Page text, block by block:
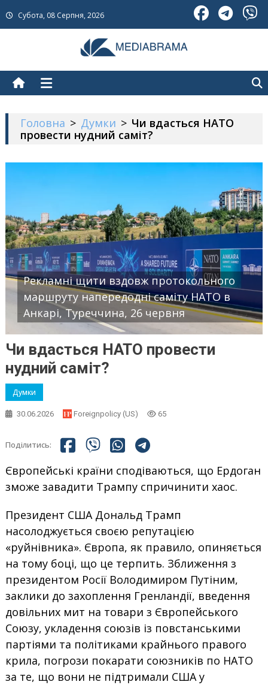
to
Субота, 08 Серпня, 2026
Головна > Думки > Чи вдасться НАТО
провести нудний саміт?
Рекламні щити вздовж протокольного
маршруту напередодні саміту НАТО в
Анкарі, Туреччина, 26 червня
Чи вдасться НАТО провести
нудний саміт?
Думки
30.06.2026 Foreignpolicy (US) 65
Поділитись:
Європейські країни сподіваються, що Ердоган
зможе завадити Трампу спричинити хаос.
Президент США Дональд Трамп
насолоджується своєю репутацією
«руйнівника». Європа, як правило, опиняється
на тому боці, що це терпить. Зближення з
президентом Росії Володимиром Путіним,
заклики до захоплення Гренландії, введення
довільних мит на товари з Європейського
Союзу, укладення союзів із повстанськими
партіями та політиками крайнього правого
крила, погрози покарати союзників по НАТО
за те, що вони не підтримали США у